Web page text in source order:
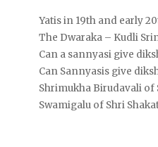
Yatis in 19th and early
The Dwaraka – Kudli
Can a sannyasi give
Can Sannyasis give
Shrimukha Birudavali
Swamigalu of Shri